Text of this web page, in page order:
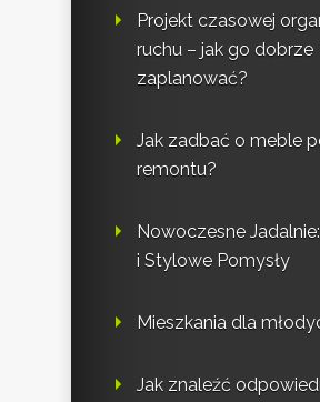
Projekt czasowej
ruchu – jak go dobrze
zaplanować?
Jak zadbać o meble
remontu?
Nowoczesne
i Stylowe Pomysły
Mieszkania dla
Jak znaleźć